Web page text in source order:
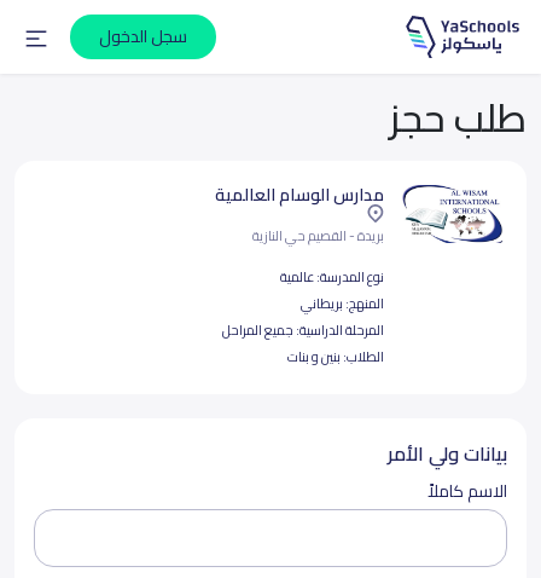
سجل الدخول
طلب حجز
مدارس الوسام العالمية
بريدة - القصيم حي النازية
نوع المدرسة:عالمية
المنهج: بريطاني
المرحلة الدراسية: جميع المراحل
الطلاب: بنين و بنات
بيانات ولي الأمر
الاسم كاملاً